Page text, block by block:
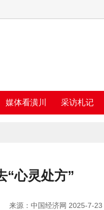
媒体看潢川 采访札记
“心灵处方”
来源：中国经济网 2025-7-23